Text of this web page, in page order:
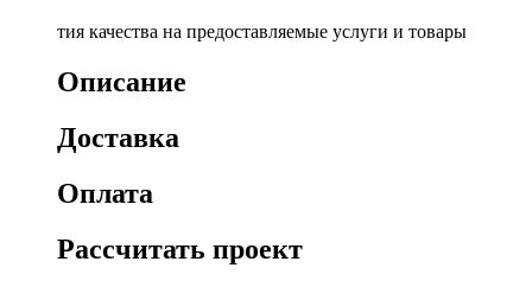
Гарантия качества на предоставляемые услуги и товары
Описание
Доставка
Оплата
Рассчитать проект